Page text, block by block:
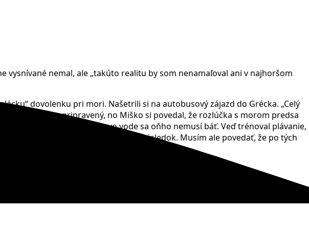
vysnívané nemal, ale „takúto realitu by som nenamaľoval ani v najhoršom
dovolenku pri mori. Našetrili si na autobusový zájazd do Grécka. „Celý
autobus pripravený, no Miško si povedal, že rozlúčka s morom predsa
mama vždy hovorila, že vo vode sa oňho nemusí báť. Veď trénoval plávanie,
Narazil na plytčinu a …. „toto je výsledok. Musím ale povedať, že po tých